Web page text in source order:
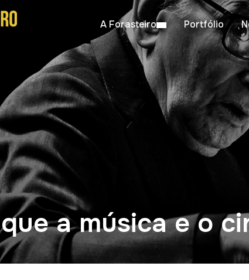
A Forasteiro Portfólio
a música e o